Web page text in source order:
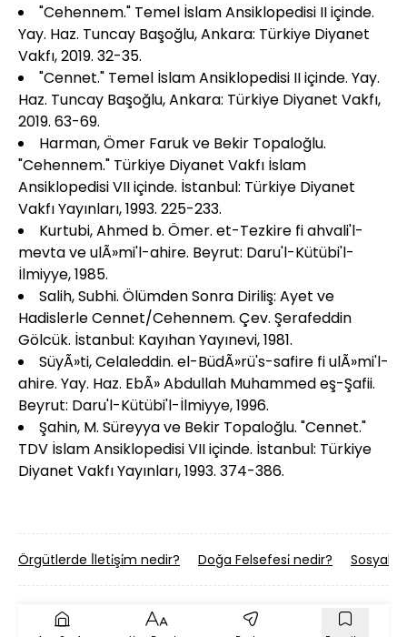
"Cehennem." Temel İslam Ansiklopedisi II içinde.
Yay. Haz. Tuncay Başoğlu, Ankara: Türkiye Diyanet
Vakfı, 2019. 32-35.
"Cennet." Temel İslam Ansiklopedisi II içinde. Yay.
Haz. Tuncay Başoğlu, Ankara: Türkiye Diyanet Vakfı,
2019. 63-69.
Harman, Ömer Faruk ve Bekir Topaloğlu.
"Cehennem." Türkiye Diyanet Vakfı İslam
Ansiklopedisi VII içinde. İstanbul: Türkiye Diyanet
Vakfı Yayınları, 1993. 225-233.
Kurtubi, Ahmed b. Ömer. et-Tezkire fi ahvali'l-
mevta ve ulÃ»mi'l-ahire. Beyrut: Daru'l-Kütübi'l-
İlmiyye, 1985.
Salih, Subhi. Ölümden Sonra Diriliş: Ayet ve
Hadislerle Cennet/Cehennem. Çev. Şerafeddin
Gölcük. İstanbul: Kayıhan Yayınevi, 1981.
SüyÃ»ti, Celaleddin. el-BüdÃ»rü's-safire fi ulÃ»mi'l-
ahire. Yay. Haz. EbÃ» Abdullah Muhammed eş-Şafii.
Beyrut: Daru'l-Kütübi'l-İlmiyye, 1996.
Şahin, M. Süreyya ve Bekir Topaloğlu. "Cennet."
TDV İslam Ansiklopedisi VII içinde. İstanbul: Türkiye
Diyanet Vakfı Yayınları, 1993. 374-386.
Örgütlerde İ̇leti̇şi̇m nedir? Doğa Felsefesi̇ nedir?